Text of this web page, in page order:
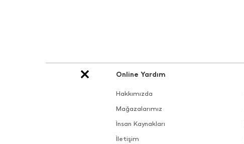
Online Yardım
Hakkımızda
Mağazalarımız
İnsan Kaynakları
İletişim